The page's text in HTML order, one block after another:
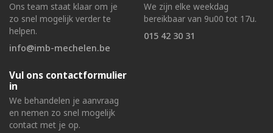
Ons team staat klaar om je
zo snel mogelijk verder te
helpen.
info@imb-mechelen.be
We zijn elke weekdag
bereikbaar van 9u00 tot 17u.
015 42 30 31
Vul ons contactformulier
in
We behandelen je aanvraag
en nemen zo snel mogelijk
contact met je op.